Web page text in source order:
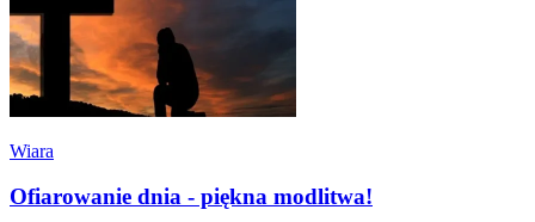
Wiara
Ofiarowanie dnia - piękna modlitwa!